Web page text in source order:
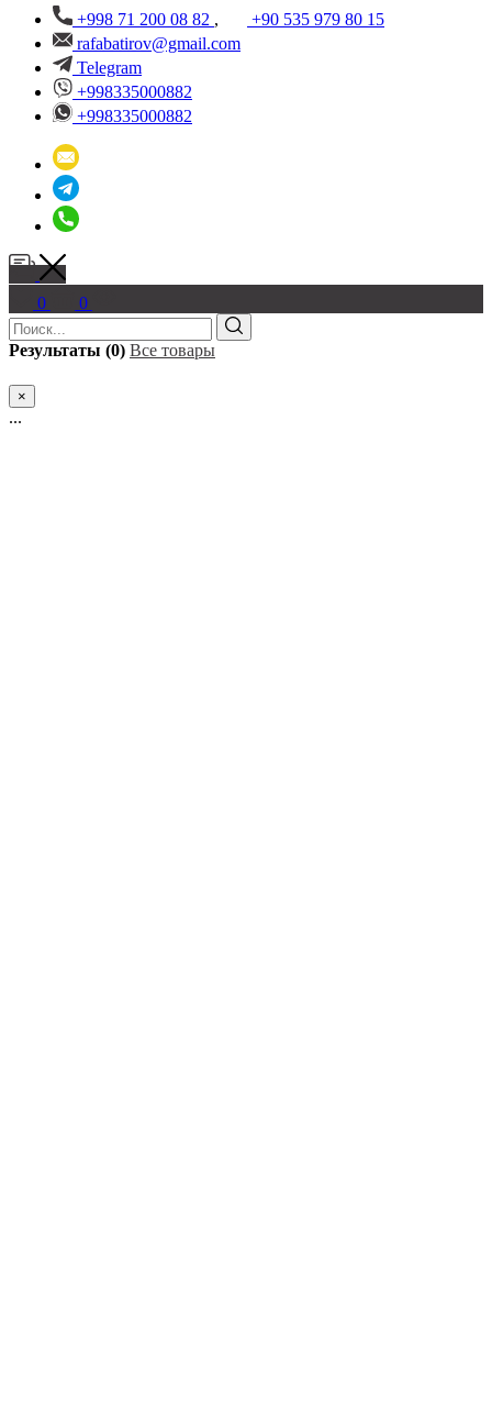
+998 71 200 08 82 ,
+90 535 979 80 15
rafabatirov@gmail.com
Telegram
+998335000882
+998335000882
0 0
Результаты (0) Все товары
×
...